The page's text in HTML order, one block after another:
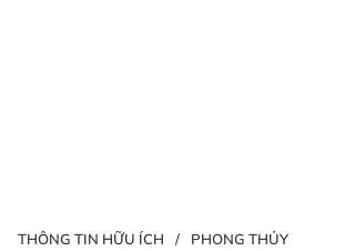
THÔNG TIN HỮU ÍCH PHONG THỦY